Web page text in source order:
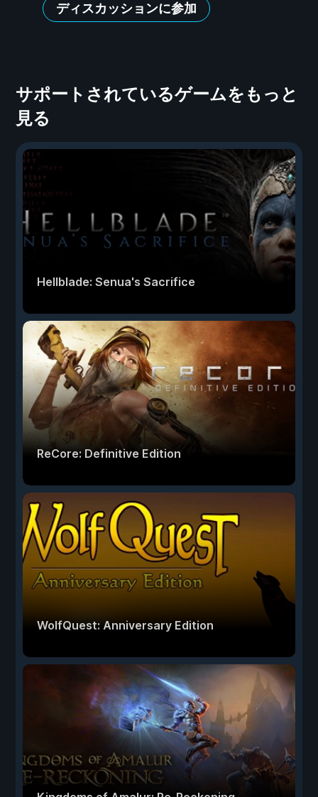
ディスカッションに参加
サポートされているゲームをもっと
見る
Hellblade: Senua's Sacrifice
ReCore: Definitive Edition
WolfQuest: Anniversary Edition